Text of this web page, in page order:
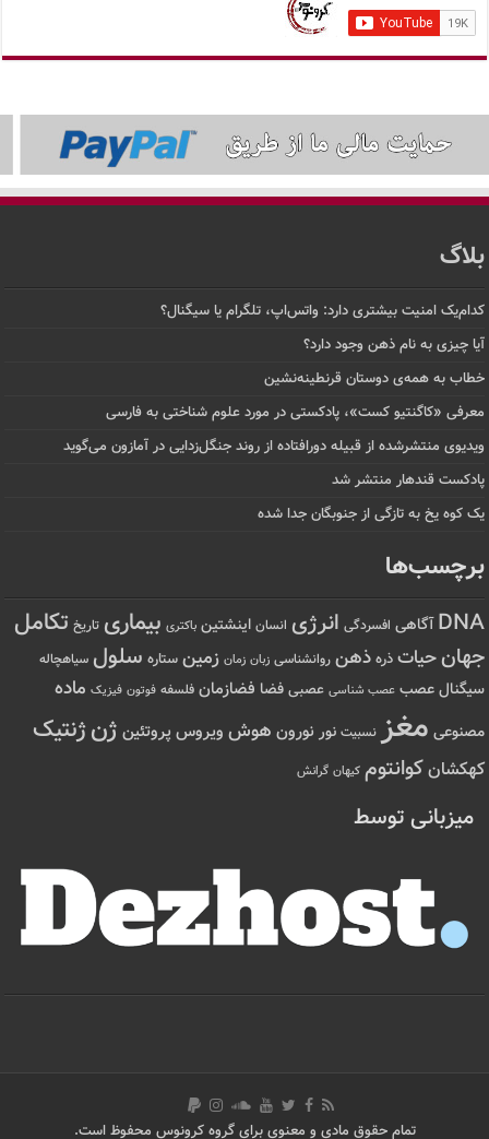
بلاگ
کدام‌یک امنیت بیشتری دارد: واتس‌اپ، تلگرام یا سیگنال؟
آیا چیزی به نام ذهن وجود دارد؟
خطاب به همه‌ی دوستان قرنطینه‌نشین
معرفی «کاگنتیو کست»، پادکستی در مورد علوم شناختی به فارسی
ویدیوی منتشرشده از قبیله دورافتاده‌ از روند جنگل‌زدایی در آمازون می‌گوید
پادکست قندهار منتشر شد
یک کوه یخ به تازگی از جنوبگان جدا شده
برچسب‌ها
DNA آگاهی افسردگی انرژی انسان اینشتین باکتری بیماری تاریخ تکامل
جهانحیات ذره ذهن روانشناسی زبان زمان زمین ستاره سلول سیاهچاله
سیگنال عصب عصب شناسی عصبی فضا فضازمان فلسفه فوتون فیزیک ماده
مصنوعی مغز نسبیت نور نورون هوش ویروس پروتئین ژنژنتیک
کهکشانکوانتوم کیهان گرانش
میزبانی توسط
تمام حقوق مادی و معنوی برای گروه کرونوس محفوظ است.